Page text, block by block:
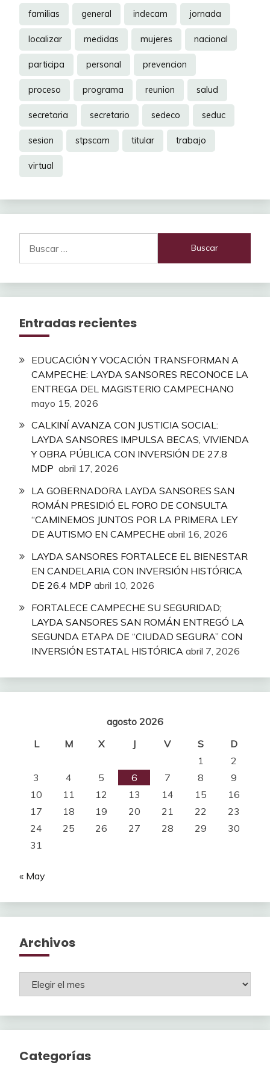
familias general indecam jornada
localizar medidas mujeres nacional
participa personal prevencion
proceso programa reunion salud
secretaria secretario sedeco seduc
sesion stpscam titular trabajo
virtual
Entradas recientes
EDUCACIÓN Y VOCACIÓN TRANSFORMAN A
CAMPECHE: LAYDA SANSORES RECONOCE LA
ENTREGA DEL MAGISTERIO CAMPECHANO
mayo 15, 2026
CALKINÍ AVANZA CON JUSTICIA SOCIAL:
LAYDA SANSORES IMPULSA BECAS, VIVIENDA
Y OBRA PÚBLICA CON INVERSIÓN DE 27.8
MDP abril 17, 2026
LA GOBERNADORA LAYDA SANSORES SAN
ROMÁN PRESIDIÓ EL FORO DE CONSULTA
“CAMINEMOS JUNTOS POR LA PRIMERA LEY
DE AUTISMO EN CAMPECHE abril 16, 2026
LAYDA SANSORES FORTALECE EL BIENESTAR
EN CANDELARIA CON INVERSIÓN HISTÓRICA
DE 26.4 MDP abril 10, 2026
FORTALECE CAMPECHE SU SEGURIDAD;
LAYDA SANSORES SAN ROMÁN ENTREGÓ LA
SEGUNDA ETAPA DE “CIUDAD SEGURA” CON
INVERSIÓN ESTATAL HISTÓRICA abril 7, 2026
agosto 2026
L
M X J V S
D
1
2
3
4 5 6 7 8
9
10
11 12 13 14 15
16
17
18 19 20 21 22
23
24
25 26 27 28 29
30
31
« May
Archivos
Archivos
Categorías